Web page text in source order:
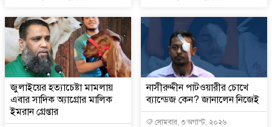
জুলাইয়ের হত্যাচেষ্টা মামলায়
এবার সাদিক অ্যাগ্রোর মালিক
ইমরান গ্রেপ্তার
নাসীরুদ্দীন পাটওয়ারীর চোখে
ব্যান্ডেজ কেন? জানালেন নিজেই
সোমবার, ৩ অগাস্ট, ২০২৬